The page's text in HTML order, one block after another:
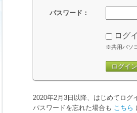
パスワード：
ログ
※共用パソ
ログイン
2020年2月3日以降、はじめてログ
パスワードを忘れた場合も こちら